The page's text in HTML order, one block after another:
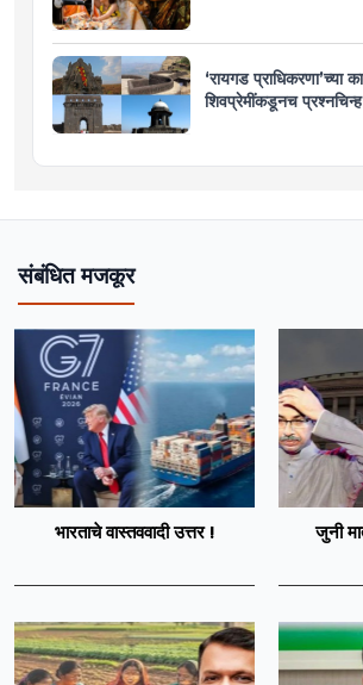
‘रायगड प्राधिकरणा’च्या
शिवप्रेमींकडूनच
संबंधित मजकूर
भारताचे वास्तववादी उत्तर ! जुनी